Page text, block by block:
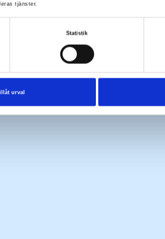
tjänster.
Statistik
urval